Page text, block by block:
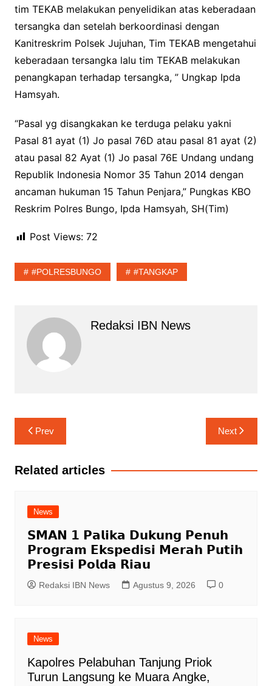
tim TEKAB melakukan penyelidikan atas keberadaan
tersangka dan setelah berkoordinasi dengan
Kanitreskrim Polsek Jujuhan, Tim TEKAB mengetahui
keberadaan tersangka lalu tim TEKAB melakukan
penangkapan terhadap tersangka, ” Ungkap Ipda
Hamsyah.
“Pasal yg disangkakan ke terduga pelaku yakni
Pasal 81 ayat (1) Jo pasal 76D atau pasal 81 ayat (2)
atau pasal 82 Ayat (1) Jo pasal 76E Undang undang
Republik Indonesia Nomor 35 Tahun 2014 dengan
ancaman hukuman 15 Tahun Penjara,” Pungkas KBO
Reskrim Polres Bungo, Ipda Hamsyah, SH(Tim)
Post Views: 72
#POLRESBUNGO #TANGKAP
Redaksi IBN News
Navigasi
pos
Prev Next
Related articles
News
𝗦𝗠𝗔𝗡 𝟭 𝗣𝗮𝗹𝗶𝗸𝗮 𝗗𝘂𝗸𝘂𝗻𝗴 𝗣𝗲𝗻𝘂𝗵
𝗣𝗿𝗼𝗴𝗿𝗮𝗺 𝗘𝗸𝘀𝗽𝗲𝗱𝗶𝘀𝗶 𝗠𝗲𝗿𝗮𝗵 𝗣𝘂𝘁𝗶𝗵
𝗣𝗿𝗲𝘀𝗶𝘀𝗶 𝗣𝗼𝗹𝗱𝗮 𝗥𝗶𝗮𝘂
Redaksi IBN News Agustus 9, 2026 0
News
Kapolres Pelabuhan Tanjung Priok
Turun Langsung ke Muara Angke,